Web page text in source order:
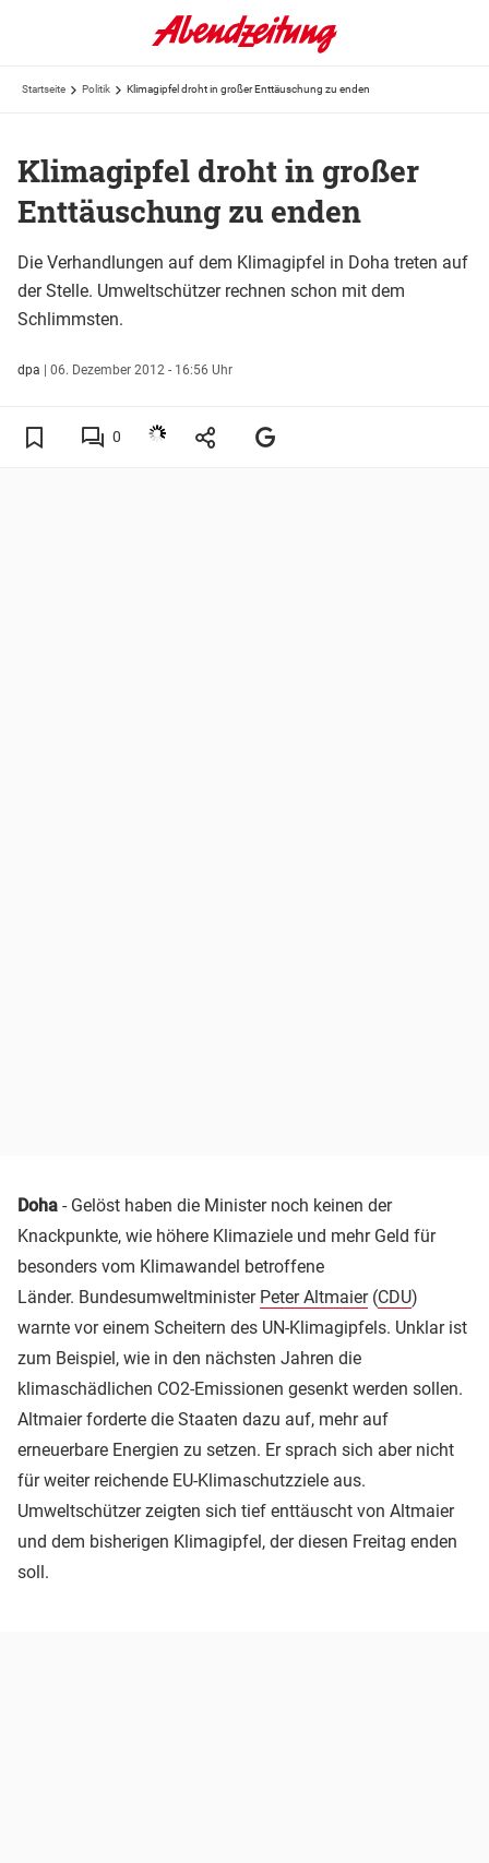
Startseite Politik Klimagipfel droht in großer Enttäuschung zu enden
Klimagipfel droht in großer
Enttäuschung zu enden
Die Verhandlungen auf dem Klimagipfel in Doha treten auf
der Stelle. Umweltschützer rechnen schon mit dem
Schlimmsten.
dpa | 06. Dezember 2012 - 16:56 Uhr
0
Doha - Gelöst haben die Minister noch keinen der
Knackpunkte, wie höhere Klimaziele und mehr Geld für
besonders vom Klimawandel betroffene
Länder. Bundesumweltminister Peter Altmaier(CDU)
warnte vor einem Scheitern des UN-Klimagipfels. Unklar ist
zum Beispiel, wie in den nächsten Jahren die
klimaschädlichen CO2-Emissionen gesenkt werden sollen.
Altmaier forderte die Staaten dazu auf, mehr auf
erneuerbare Energien zu setzen. Er sprach sich aber nicht
für weiter reichende EU-Klimaschutzziele aus.
Umweltschützer zeigten sich tief enttäuscht von Altmaier
und dem bisherigen Klimagipfel, der diesen Freitag enden
soll.